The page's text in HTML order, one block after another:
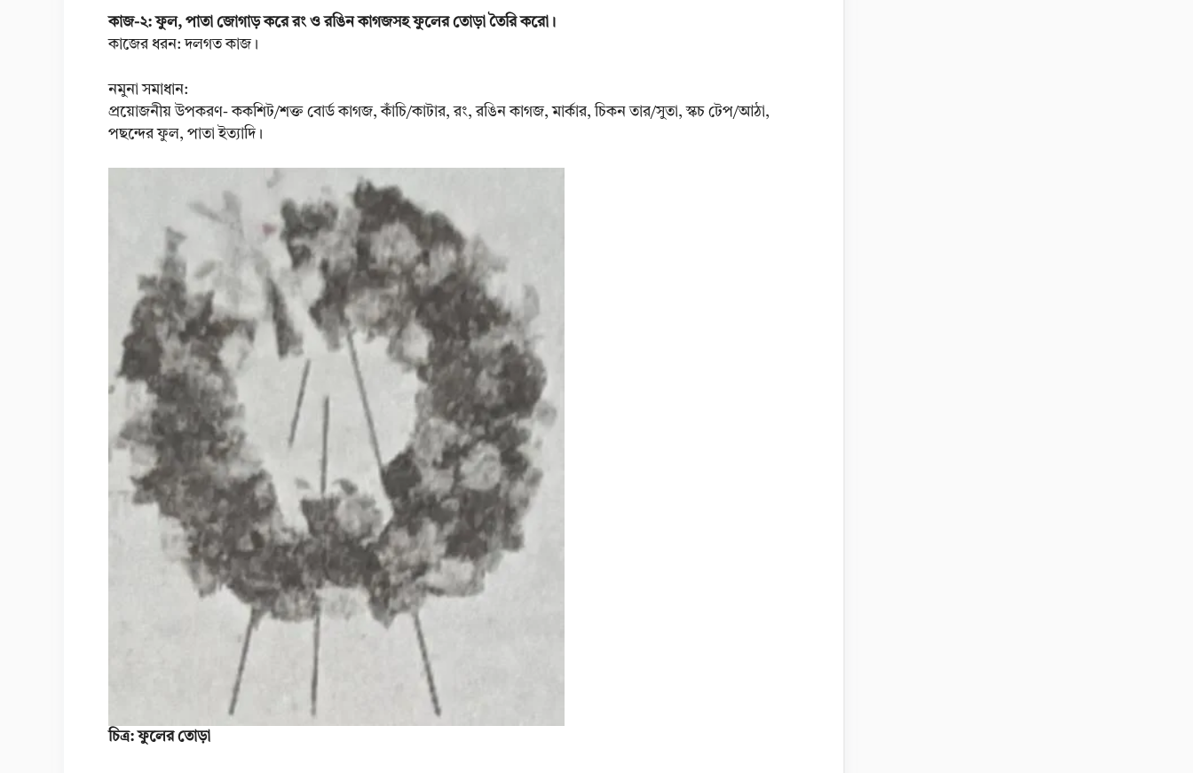
কাজ-২: ফুল, পাতা জোগাড় করে রং ও রঙিন কাগজসহ ফুলের তোড়া তৈরি করো।
কাজের ধরন: দলগত কাজ।
নমুনা সমাধান:
প্রয়োজনীয় উপকরণ- ককশিট/শক্ত বোর্ড কাগজ, কাঁচি/কাটার, রং, রঙিন কাগজ, মার্কার, চিকন তার/সুতা, স্কচ টেপ/আঠা,
পছন্দের ফুল, পাতা ইত্যাদি।
চিত্র: ফুলের তোড়া